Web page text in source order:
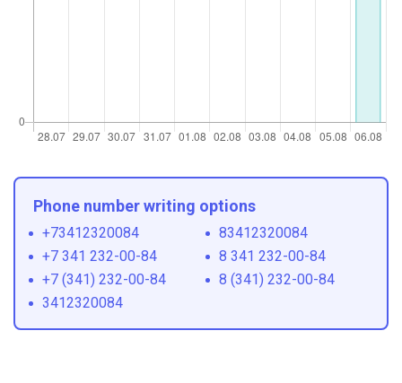
Phone number writing options
+73412320084
83412320084
+7 341 232-00-84
8 341 232-00-84
+7 (341) 232-00-84
8 (341) 232-00-84
3412320084